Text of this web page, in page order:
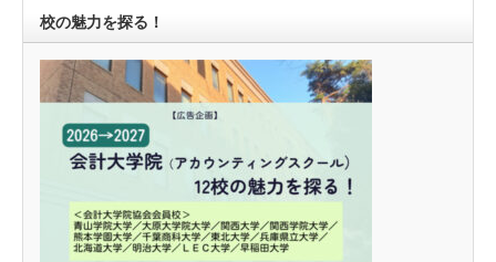
校の魅力を探る！